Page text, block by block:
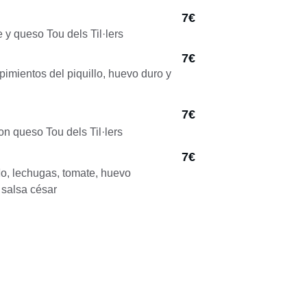
del piquillo, huevo duro y
7€
7€
queso Tou dels Til·lers
7€
y queso Tou dels Til·lers
lechugas, tomate, huevo
césar
7€